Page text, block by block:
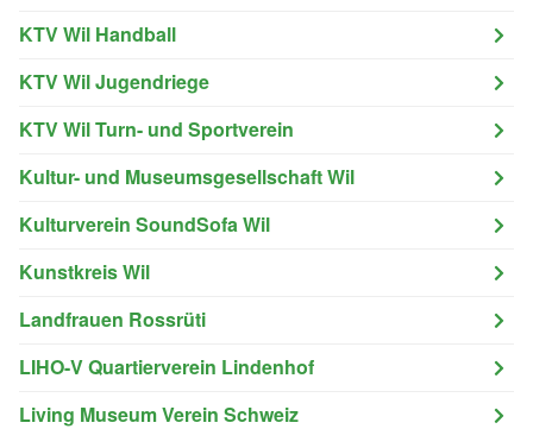
KTV Wil Handball
KTV Wil Jugendriege
KTV Wil Turn- und Sportverein
Kultur- und Museumsgesellschaft Wil
Kulturverein SoundSofa Wil
Kunstkreis Wil
Landfrauen Rossrüti
LIHO-V Quartierverein Lindenhof
Living Museum Verein Schweiz